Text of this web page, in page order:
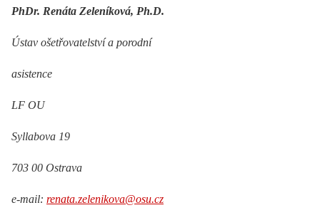
PhDr. Renáta Zeleníková, Ph.D.
Ústav ošetřovatelství a porodní
asistence
LF OU
Syllabova 19
703 00 Ostrava
e-mail: renata.zelenikova@osu.cz